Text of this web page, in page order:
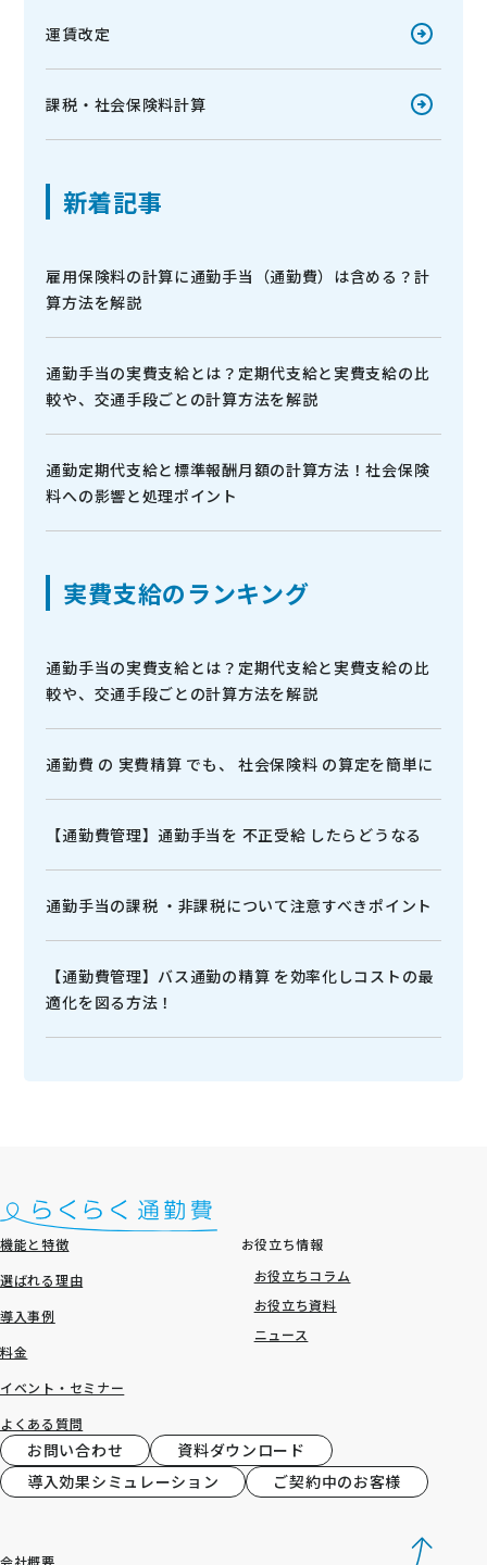
運賃改定
課税・社会保険料計算
新着記事
雇用保険料の計算に通勤手当（通勤費）は含める？計
算方法を解説
通勤手当の実費支給とは？定期代支給と実費支給の比
較や、交通手段ごとの計算方法を解説
通勤定期代支給と標準報酬月額の計算方法！社会保険
料への影響と処理ポイント
実費支給のランキング
通勤手当の実費支給とは？定期代支給と実費支給の比
較や、交通手段ごとの計算方法を解説
通勤費 の 実費精算 でも、 社会保険料 の算定を簡単に
【通勤費管理】通勤手当を 不正受給 したらどうなる
通勤手当の課税 ・非課税について注意すべきポイント
【通勤費管理】バス通勤の精算 を効率化しコストの最
適化を図る方法！
機能と特徴
選ばれる理由
導入事例
料金
イベント・セミナー
よくある質問
お役立ち情報
お役立ちコラム
お役立ち資料
ニュース
お問い合わせ
資料ダウンロード
導入効果シミュレーション
ご契約中のお客様